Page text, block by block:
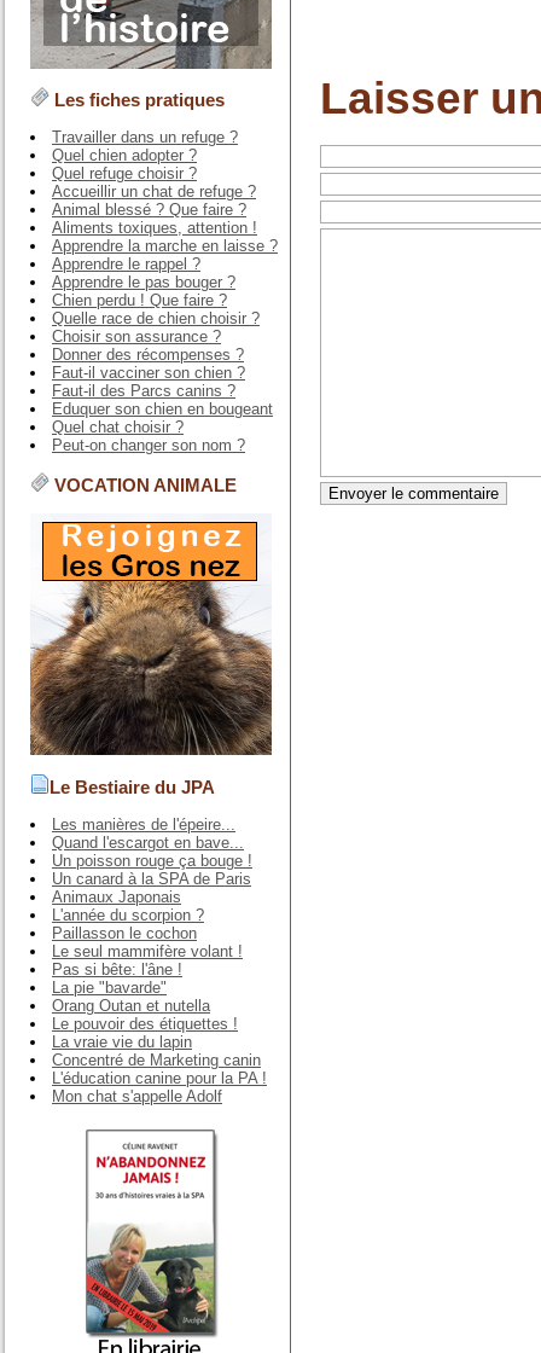
Les fiches pratiques
Travailler dans un refuge ?
Quel chien adopter ?
Quel refuge choisir ?
Accueillir un chat de refuge ?
Animal blessé ? Que faire ?
Aliments toxiques, attention !
Apprendre la marche en laisse ?
Apprendre le rappel ?
Apprendre le pas bouger ?
Chien perdu ! Que faire ?
Quelle race de chien choisir ?
Choisir son assurance ?
Donner des récompenses ?
Faut-il vacciner son chien ?
Faut-il des Parcs canins ?
Eduquer son chien en bougeant
Quel chat choisir ?
Peut-on changer son nom ?
VOCATION ANIMALE
Le Bestiaire du JPA
Les manières de l'épeire...
Quand l'escargot en bave...
Un poisson rouge ça bouge !
Un canard à la SPA de Paris
Animaux Japonais
L'année du scorpion ?
Paillasson le cochon
Le seul mammifère volant !
Pas si bête: l'âne !
La pie "bavarde"
Orang Outan et nutella
Le pouvoir des étiquettes !
La vraie vie du lapin
Concentré de Marketing canin
L'éducation canine pour la PA !
Mon chat s'appelle Adolf
Laisser